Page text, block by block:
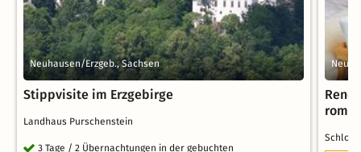
Neuhausen/Erzgeb., Sachsen
Stippvisite im Erzgebirge
Landhaus Purschenstein
3 Tage / 2 Übernachtungen in der gebuchten